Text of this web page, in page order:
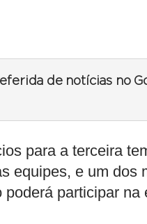
de notícias no
para a terceira
equipes, e um dos
participar na